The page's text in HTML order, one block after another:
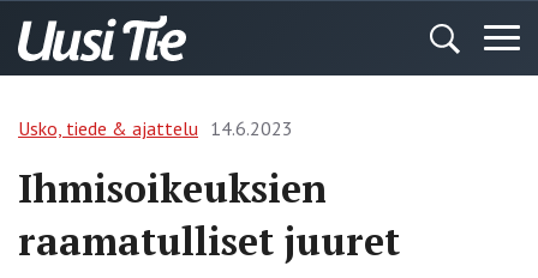
Usko, tiede & ajattelu 14.6.2023
Ihmisoikeuksien
raamatulliset juuret